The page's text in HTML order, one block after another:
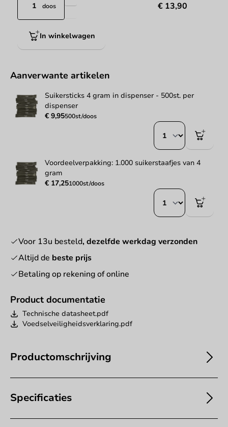
Product documentatie
Technische datasheet.pdf
Voedselveiligheidsverklaring.pdf
Productomschrijving
Specificaties
doos € 13,90
In winkelwagen
Aanverwante artikelen
Suikersticks 4 gram in dispenser - 500st. per
dispenser
€ 9,95500st/doos
Voordeelverpakking: 1.000 suikerstaafjes van 4
gram
€ 17,251000st/doos
Voor 13u besteld, dezelfde werkdag verzonden
Altijd de beste prijs
Betaling op rekening of online